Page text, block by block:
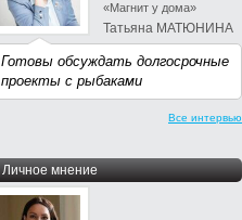
«Магнит у дома»
Татьяна МАТЮНИНА
Готовы обсуждать долгосрочные
проекты с рыбаками
Все интервью
Личное мнение